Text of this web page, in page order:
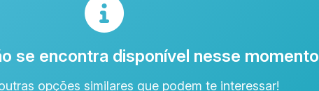
se encontra disponível nesse momento
opções similares que podem te interessar!